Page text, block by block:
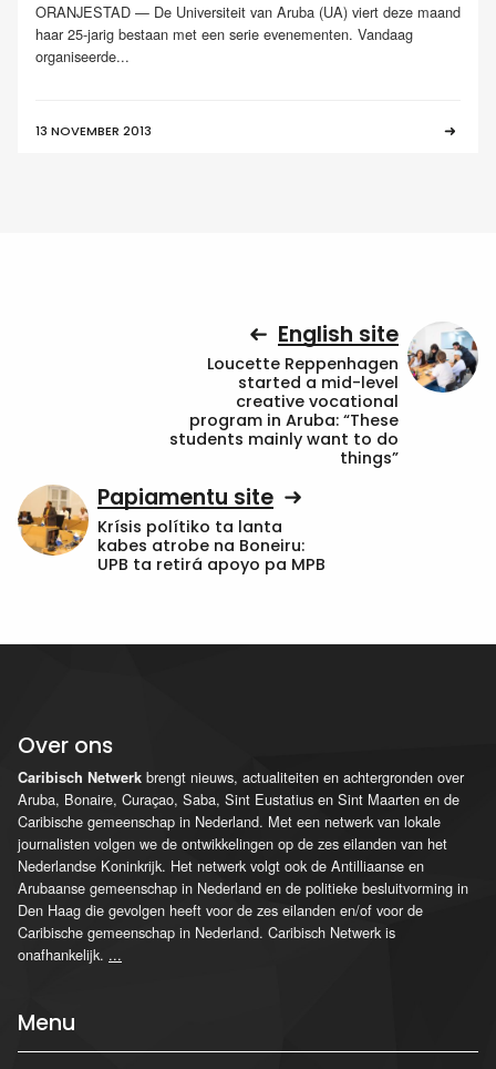
ORANJESTAD — De Universiteit van Aruba (UA) viert deze maand
haar 25-jarig bestaan met een serie evenementen. Vandaag
organiseerde...
13 NOVEMBER 2013
English site
Loucette Reppenhagen
started a mid-level
creative vocational
program in Aruba: “These
students mainly want to do
things”
Papiamentu site
Krísis polítiko ta lanta
kabes atrobe na Boneiru:
UPB ta retirá apoyo pa MPB
Over ons
Caribisch Netwerk brengt nieuws, actualiteiten en achtergronden over
Aruba, Bonaire, Curaçao, Saba, Sint Eustatius en Sint Maarten en de
Caribische gemeenschap in Nederland. Met een netwerk van lokale
journalisten volgen we de ontwikkelingen op de zes eilanden van het
Nederlandse Koninkrijk. Het netwerk volgt ook de Antilliaanse en
Arubaanse gemeenschap in Nederland en de politieke besluitvorming in
Den Haag die gevolgen heeft voor de zes eilanden en/of voor de
Caribische gemeenschap in Nederland. Caribisch Netwerk is
onafhankelijk. ...
Menu